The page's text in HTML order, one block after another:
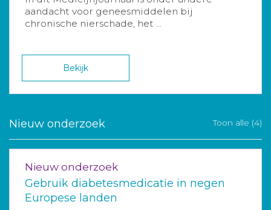
aandacht voor geneesmiddelen bij
chronische nierschade, het ...
Bekijk
Nieuw onderzoek Toon alle (4)
Nieuw onderzoek
Gebruik diabetesmedicatie in negen
Europese landen